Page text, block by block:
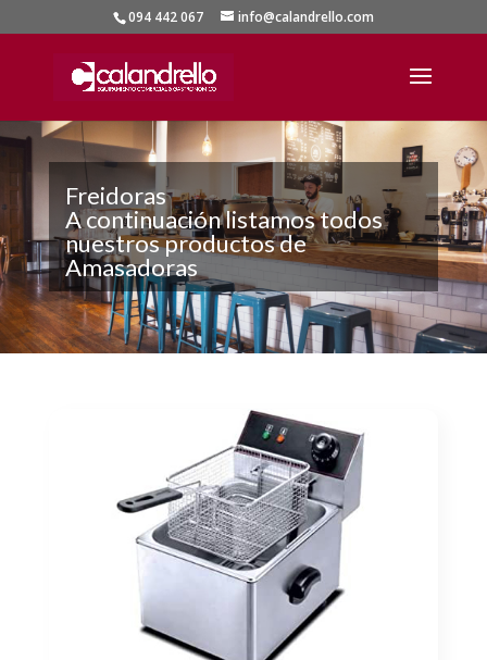
094 442 067 info@calandrello.com
Freidoras
A continuación listamos todos
nuestros productos de
Amasadoras